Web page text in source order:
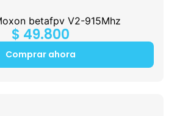
betafpv V2-915Mhz
$ 49.800
Comprar ahora